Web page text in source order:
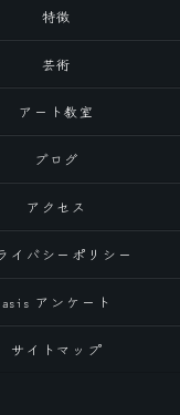
特徴
芸術
アート教室
ブログ
アクセス
イバシーポリシー
asis アンケート
サイトマップ